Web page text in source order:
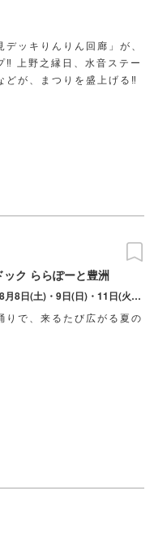
デッキりんりん回廊」が、
‼ 上野之縁日、水音ステー
どが、まつりを盛上げる‼
ク ららぽーと豊洲
2026/08/08(土) ～ 08/16(日) ※盆踊り開催日は8月8日(土)・9日(日)・11日(火・祝)・15日(土)・16日(日)のみ。 ※縁日およびキッチンカーについては期間中の全日程営業予定。 ※開催コンテンツは日によって異なります。
りで、来るたび広がる夏の